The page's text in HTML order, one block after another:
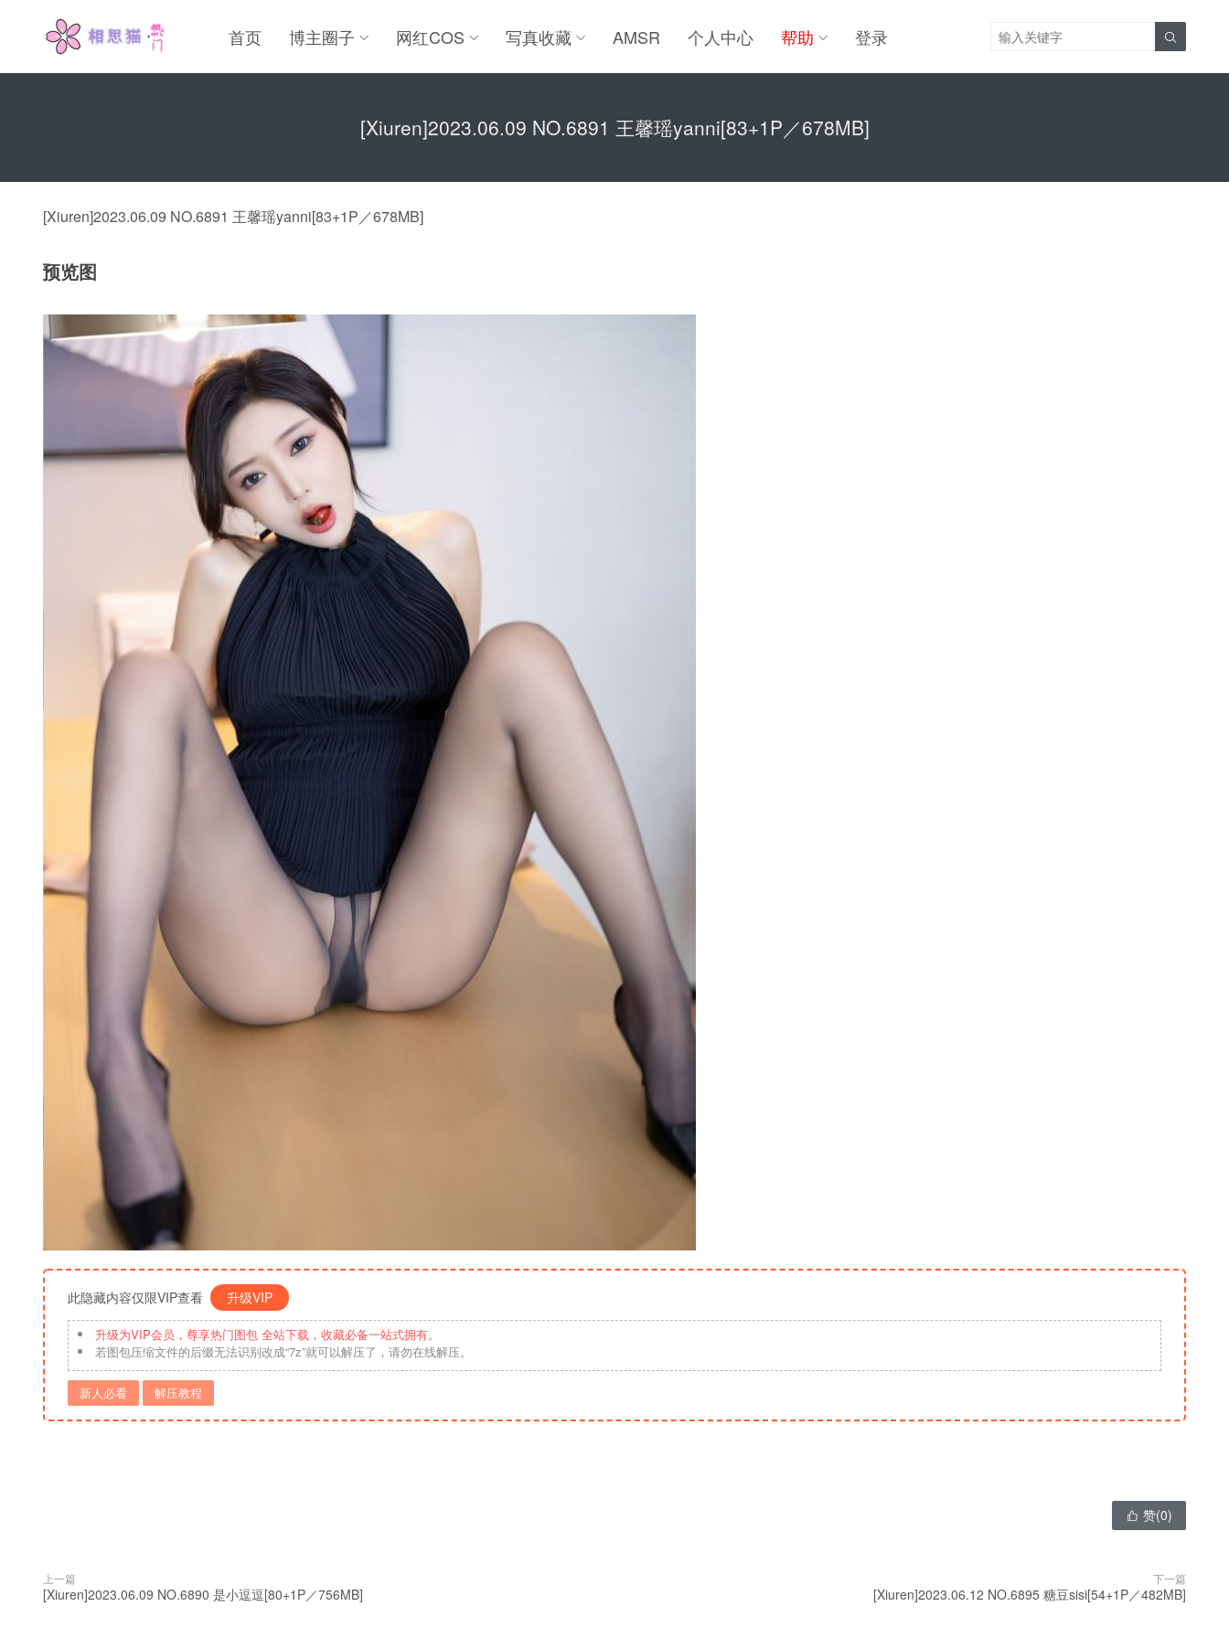
首页 博主圈子 网红COS 写真收藏 AMSR 个人中心 帮助 登录 
[Xiuren]2023.06.09 NO.6891 王馨瑶yanni[83+1P／678MB]
[Xiuren]2023.06.09 NO.6891 王馨瑶yanni[83+1P／678MB]
预览图
此隐藏内容仅限VIP查看 升级VIP
升级为VIP会员，尊享热门图包 全站下载，收藏必备一站式拥有。
若图包压缩文件的后缀无法识别改成“7z”就可以解压了，请勿在线解压。
新人必看 解压教程
 赞(0)
上一篇
[Xiuren]2023.06.09 NO.6890 是小逗逗[80+1P／756MB]
下一篇
[Xiuren]2023.06.12 NO.6895 糖豆sisi[54+1P／482MB]